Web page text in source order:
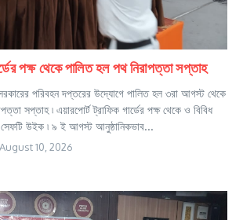
পক্ষ থেকে পালিত হল পথ নিরাপত্তা সপ্তাহ
সরকারের পরিবহন দপ্তরের উদ্যোগে পালিত হল ৩রা আগস্ট থেকে
সপ্তাহ ৷ এয়ারপোর্ট ট্রাফিক গার্ডের পক্ষ থেকে ও বিবিধ
সেফটি উইক ৷ ৯ ই আগস্ট আনুষ্ঠানিকভাব...
August 10, 2026